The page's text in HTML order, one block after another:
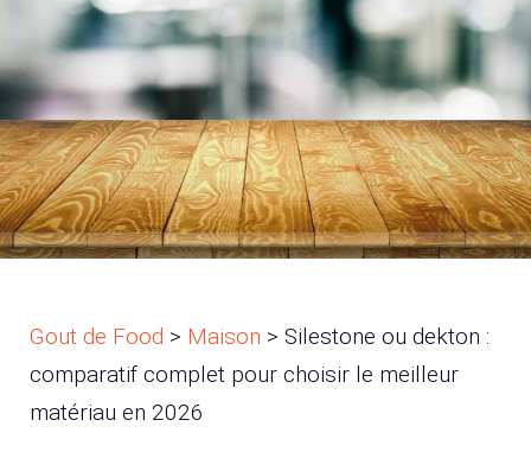
Gout de Food > Maison > Silestone ou dekton :
comparatif complet pour choisir le meilleur
matériau en 2026